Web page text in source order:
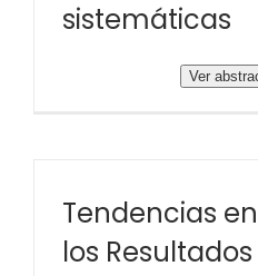
sistemáticas
Ver
Tendencias
los